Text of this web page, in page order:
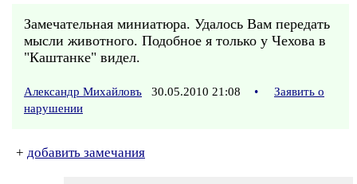
Замечательная миниатюра. Удалось Вам передать
мысли животного. Подобное я только у Чехова в
"Каштанке" видел.
Александр Михайловъ 30.05.2010 21:08 •
Заявить о
нарушении
+ добавить замечания